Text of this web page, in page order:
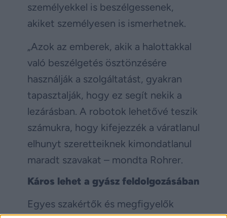
személyekkel is beszélgessenek,
akiket személyesen is ismerhetnek.
„Azok az emberek, akik a halottakkal
való beszélgetés ösztönzésére
használják a szolgáltatást, gyakran
tapasztalják, hogy ez segít nekik a
lezárásban. A robotok lehetővé teszik
számukra, hogy kifejezzék a váratlanul
elhunyt szeretteiknek kimondatlanul
maradt szavakat – mondta Rohrer.
Káros lehet a gyász feldolgozásában
Egyes szakértők és megfigyelők